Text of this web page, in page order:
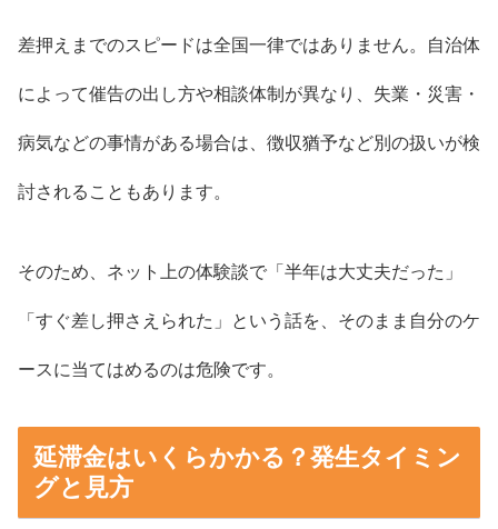
差押えまでのスピードは全国一律ではありません。自治体
によって催告の出し方や相談体制が異なり、失業・災害・
病気などの事情がある場合は、徴収猶予など別の扱いが検
討されることもあります。
そのため、ネット上の体験談で「半年は大丈夫だった」
「すぐ差し押さえられた」という話を、そのまま自分のケ
ースに当てはめるのは危険です。
延滞金はいくらかかる？発生タイミン
グと見方